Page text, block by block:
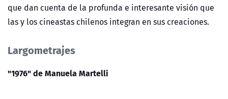
que dan cuenta de la profunda e interesante visión que
las y los cineastas chilenos integran en sus creaciones.
Largometrajes
"1976" de Manuela Martelli